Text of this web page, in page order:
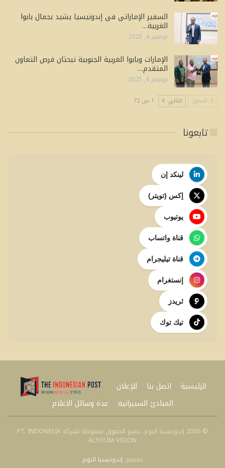
السفير الإماراتي في إندونيسيا يشيد بجمال بابوا
الغربية…
نوفمبر 4, 2025
الإمارات وبابوا الغربية الجنوبية تبحثان فرص التعاون
المتقدم…
نوفمبر 4, 2025
السابق التالي 1 من 72
تابعونا
لينكد إن
إكس (تويتر)
يوتيوب
قناة واتساب
قناة تيليجرام
إنستغرام
ثريدز
تيك توك
الرئيسية اتصل بنا
للإعلان
المبادئ السيبرانية
عدة وسائل الاعلام
© 2026 إندونيسيا اليوم. جميع الحقوق محفوظة لشركة PT. INDONESIA
ALYOUM VISION
تصميم:إندونيسيا اليوم